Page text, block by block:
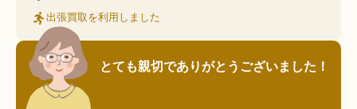
出張買取を利用しました
とても親切でありがとうございました！